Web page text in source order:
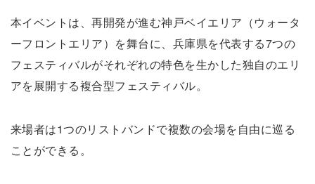
本イベントは、再開発が進む神戸ベイエリア（ウォータ
ーフロントエリア）を舞台に、兵庫県を代表する7つの
フェスティバルがそれぞれの特色を生かした独自のエリ
アを展開する複合型フェスティバル。
来場者は1つのリストバンドで複数の会場を自由に巡る
ことができる。